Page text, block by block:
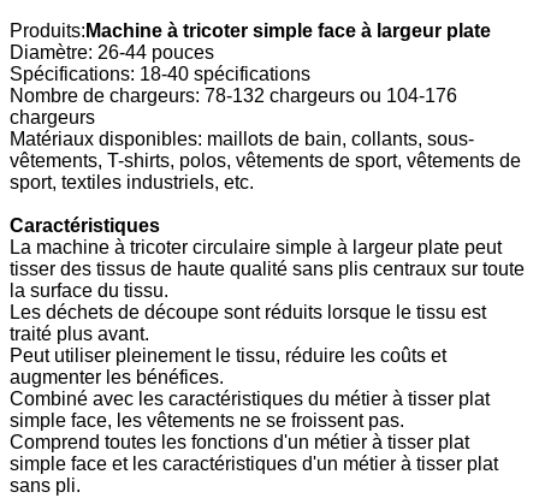
Produits: Machine à tricoter simple face à largeur plate
Diamètre: 26-44 pouces
Spécifications: 18-40 spécifications
Nombre de chargeurs: 78-132 chargeurs ou 104-176
chargeurs
Matériaux disponibles: maillots de bain, collants, sous-
vêtements, T-shirts, polos, vêtements de sport, vêtements de
sport, textiles industriels, etc.
Caractéristiques
La machine à tricoter circulaire simple à largeur plate peut
tisser des tissus de haute qualité sans plis centraux sur toute
la surface du tissu.
Les déchets de découpe sont réduits lorsque le tissu est
traité plus avant.
Peut utiliser pleinement le tissu, réduire les coûts et
augmenter les bénéfices.
Combiné avec les caractéristiques du métier à tisser plat
simple face, les vêtements ne se froissent pas.
Comprend toutes les fonctions d'un métier à tisser plat
simple face et les caractéristiques d'un métier à tisser plat
sans pli.